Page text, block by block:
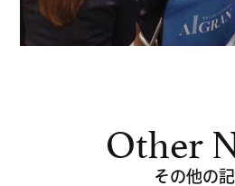
Other
その他の